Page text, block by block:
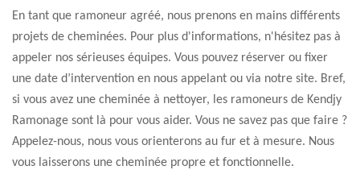
En tant que ramoneur agréé, nous prenons en mains différents
projets de cheminées. Pour plus d'informations, n'hésitez pas à
appeler nos sérieuses équipes. Vous pouvez réserver ou fixer
une date d’intervention en nous appelant ou via notre site. Bref,
si vous avez une cheminée à nettoyer, les ramoneurs de Kendjy
Ramonage sont là pour vous aider. Vous ne savez pas que faire ?
Appelez-nous, nous vous orienterons au fur et à mesure. Nous
vous laisserons une cheminée propre et fonctionnelle.